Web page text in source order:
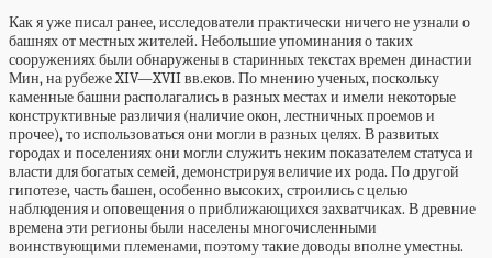
Как я уже писал ранее, исследователи практически ничего не узнали о
башнях от местных жителей. Небольшие упоминания о таких
сооружениях были обнаружены в старинных текстах времен династии
Мин, на рубежеXIV—XVII вв.еков. По мнению ученых, поскольку
каменные башни располагались в разных местах и имели некоторые
конструктивные различия (наличие окон, лестничных проемов и
прочее), то использоваться они могли в разных целях. В развитых
городах и поселениях они могли служить неким показателем статуса и
власти для богатых семей, демонстрируя величие их рода. По другой
гипотезе, часть башен, особенно высоких, строились с целью
наблюдения и оповещения о приближающихся захватчиках. В древние
времена эти регионы были населены многочисленными
воинствующими племенами, поэтому такие доводы вполне уместны.